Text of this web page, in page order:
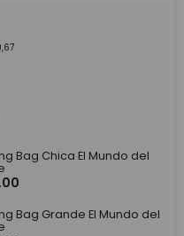
,67
Bag Chica El Mundo del
00
Bag Grande El Mundo del